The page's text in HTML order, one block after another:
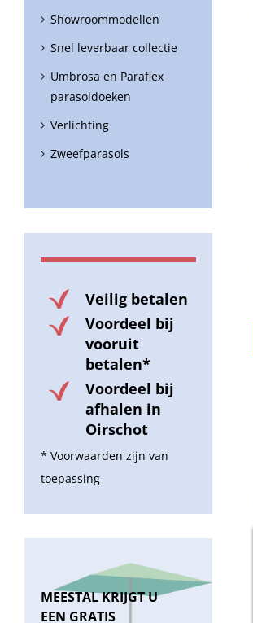
Showroommodellen
Snel leverbaar collectie
Umbrosa en Paraflex
parasoldoeken
Verlichting
Zweefparasols
Veilig betalen
Voordeel bij
vooruit
betalen*
Voordeel bij
afhalen in
Oirschot
* Voorwaarden zijn van
toepassing
MEESTAL KRIJGT U
EEN GRATIS